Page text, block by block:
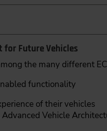
Future Vehicles
the many different
functionality
of their vehicles
Vehicle